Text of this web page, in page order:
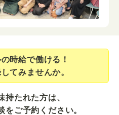
時給で働ける！
てみませんか。
持たれた方は、
をご予約ください。